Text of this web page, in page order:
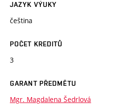
JAZYK VÝUKY
čeština
POČET KREDITŮ
3
GARANT PŘEDMĚTU
Mgr. Magdalena Šedrlová